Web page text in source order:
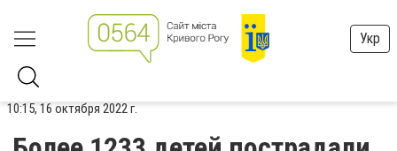
Укр
10:15, 16 октября 2022 г.